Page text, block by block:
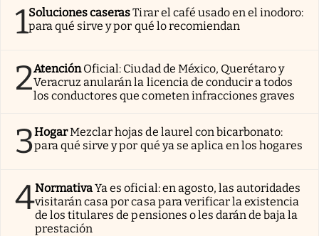
1Soluciones caserasTirar el café usado en el inodoro:
para qué sirve y por qué lo recomiendan
2AtenciónOficial: Ciudad de México, Querétaro y
Veracruz anularán la licencia de conducir a todos
los conductores que cometen infracciones graves
3HogarMezclar hojas de laurel con bicarbonato:
para qué sirve y por qué ya se aplica en los hogares
4NormativaYa es oficial: en agosto, las autoridades
visitarán casa por casa para verificar la existencia
de los titulares de pensiones o les darán de baja la
prestación